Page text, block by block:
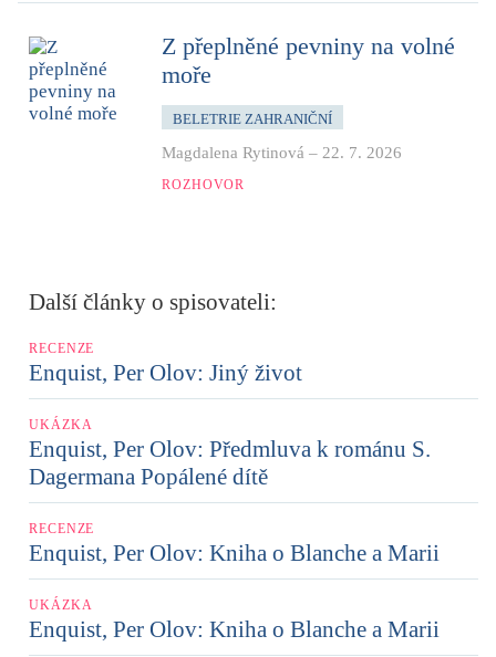
Z přeplněné pevniny na volné
moře
BELETRIE ZAHRANIČNÍ
Magdalena Rytinová – 22. 7. 2026
ROZHOVOR
Další články o spisovateli:
RECENZE
Enquist, Per Olov: Jiný život
UKÁZKA
Enquist, Per Olov: Předmluva k románu S.
Dagermana Popálené dítě
RECENZE
Enquist, Per Olov: Kniha o Blanche a Marii
UKÁZKA
Enquist, Per Olov: Kniha o Blanche a Marii